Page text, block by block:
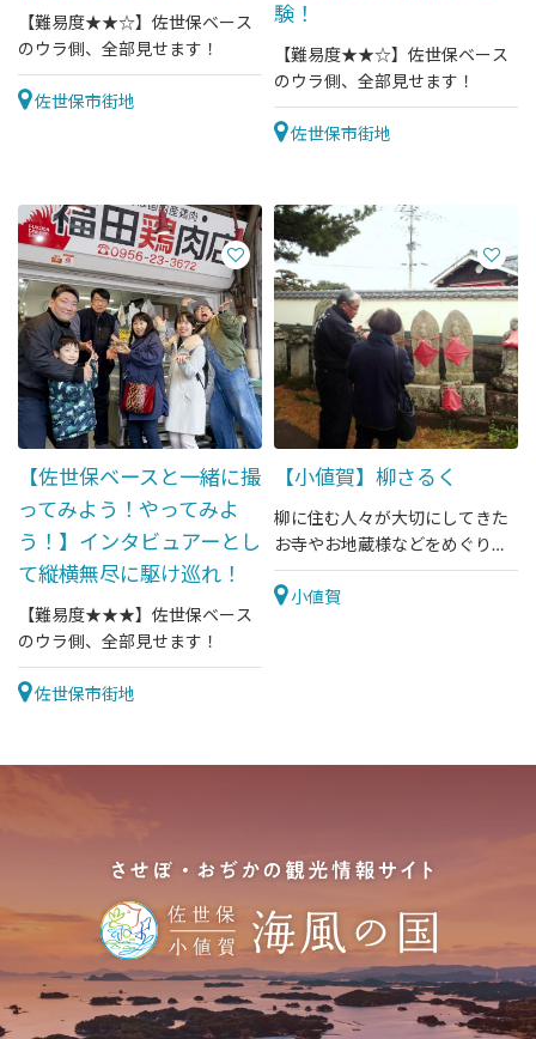
【難易度★★☆】佐世保ベース
のウラ側、全部見せます！
佐世保市街地
験！
【難易度★★☆】佐世保ベース
のウラ側、全部見せます！
佐世保市街地
【佐世保ベースと一緒に撮
ってみよう！やってみよ
う！】インタビュアーとし
て縦横無尽に駆け巡れ！
【難易度★★★】佐世保ベース
のウラ側、全部見せます！
佐世保市街地
【小値賀】柳さるく
柳に住む人々が大切にしてきた
お寺やお地蔵様などをめぐりま
す。
小値賀